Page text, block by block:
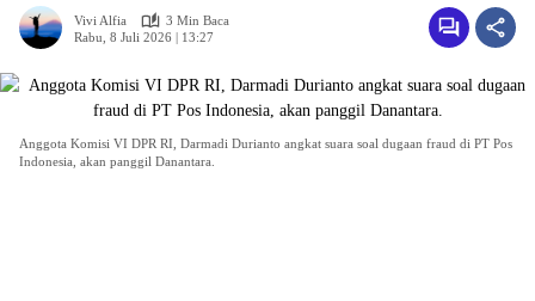
Vivi Alfia
3 Min Baca
Rabu, 8 Juli 2026 | 13:27
Anggota Komisi VI DPR RI, Darmadi Durianto angkat suara soal dugaan fraud di PT Pos
Indonesia, akan panggil Danantara.